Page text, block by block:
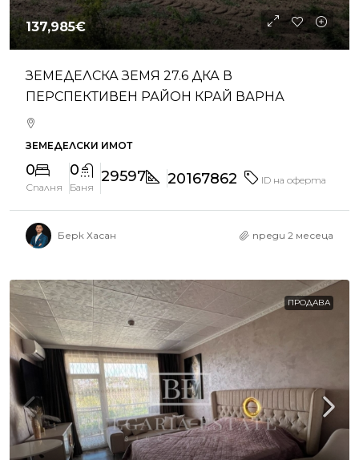
137,985€
ЗЕМЕДЕЛСКА ЗЕМЯ 27.6 ДКА В
ПЕРСПЕКТИВЕН РАЙОН КРАЙ ВАРНА
ЗЕМЕДЕЛСКИ ИМОТ
0
Спалня
0
Баня
29597 20167862 ID на оферта
Берк Хасан преди 2 месеца
ПРОДАВА